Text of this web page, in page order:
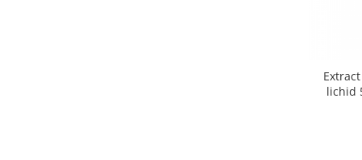
lichid